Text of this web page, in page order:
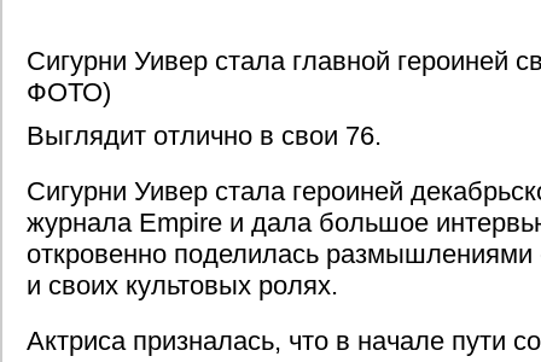
Сигурни Уивер стала главной героиней
ФОТО)
Выглядит отлично в свои 76.
Сигурни Уивер стала героиней
журнала Empire и дала большое
откровенно поделилась размышлениями
и своих культовых ролях.
Актриса призналась, что в начале пути